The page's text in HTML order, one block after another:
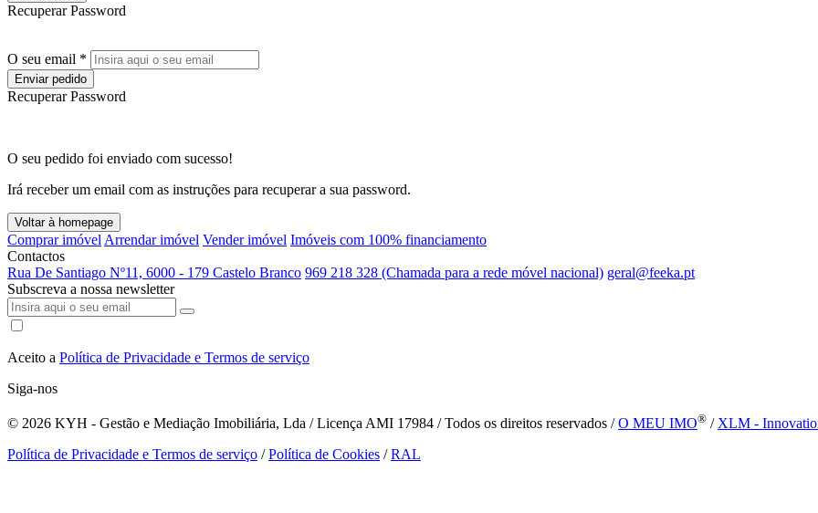
Recuperar Password
O seu email *
Enviar pedido
Recuperar Password
O seu pedido foi enviado com sucesso!
Irá receber um email com as instruções para recuperar a sua password.
Voltar à homepage
Comprar imóvel Arrendar imóvel Vender imóvel Imóveis com 100% financiamento
Contactos
Rua De Santiago Nº11, 6000 - 179 Castelo Branco 969 218 328 (Chamada para a rede móvel nacional) geral@feeka.pt
Subscreva a nossa newsletter
Aceito a Política de Privacidade e Termos de serviço
Siga-nos
© 2026 KYH - Gestão e Mediação Imobiliária, Lda / Licença AMI 17984 / Todos os direitos reservados /O MEU IMO® / XLM -
Política de Privacidade e Termos de serviço /Política de Cookies /RAL